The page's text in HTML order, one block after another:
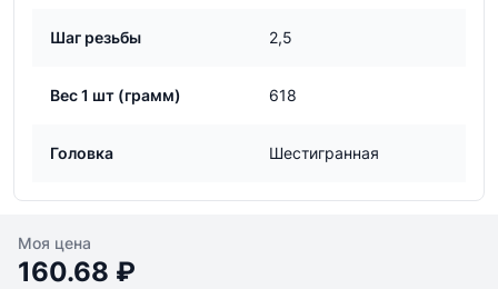
Шаг резьбы 2,5
Вес 1 шт (грамм) 618
Головка Шестигранная
Моя цена
160.68 ₽